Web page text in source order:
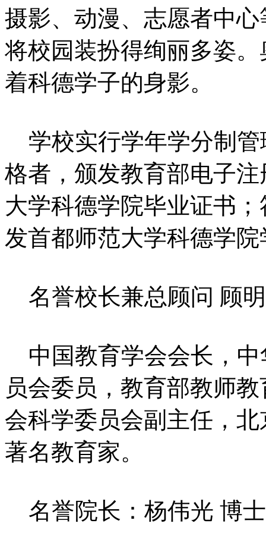
摄影、动漫、志愿者中
将校园装扮得绚丽多姿
着科德学子的身影。
学校实行学年学分制管
格者，颁发教育部电子
大学科德学院毕业证书
发首都师范大学科德学
名誉校长兼总顾问 顾
中国教育学会会长，中
员会委员，教育部教师
会科学委员会副主任，
著名教育家。
名誉院长：杨伟光 博